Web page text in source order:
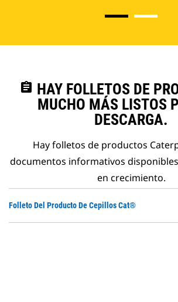
assignment HAY FOLLETOS DE
MUCHO MÁS LISTOS
DESCARGA.
Hay folletos de productos
documentos informativos
en crecimiento.
Folleto Del Producto De Cepillos Cat®